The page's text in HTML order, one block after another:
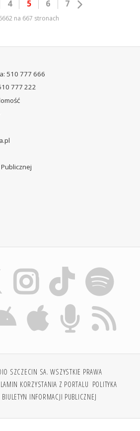
4 5 6 7
na 667 stronach
510 777 666
777 222
SZCZECIN SA. WSZYSTKIE PRAWA
KORZYSTANIA Z PORTALU POLITYKA
BIULETYN INFORMACJI PUBLICZNEJ